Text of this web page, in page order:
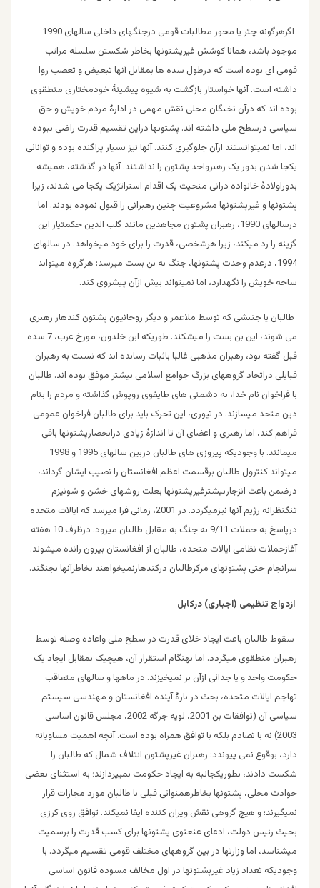
اگرهرگونه چتر یا محور مطالبات قومی درجنگهای داخلی سالهای 1990
موجود باشد، همانا کوشش غیرپشتونها بخاطر شکستن سلسله مراتب
قومی ای بوده است که درطول سده ها بمقابل آنها تبعیض و تعصب روا
داشته است. آنها خواستار بازگشت به شیوه پیشینۀ خودمختاری منطقوی
بوده اند که درآن نخبگان محلی نقش مهمی در ادارۀ مردم خویش و حق
سیاسی درسطح ملی داشته اند. پشتونها دراین تقسیم قدرت راضی نبوده
اند، اما نمیتوانستند ازآن جلوگیری کنند. آنها نیز بسیار پراگنده بوده و توانائی
یکجا شدن بدور یک رهبرواحد پشتون را نداشتند. آنها در گذشته، همیشه
بدوراولادۀ خانواده درانی منحیث یک اقدام استراتژیک یکجا می شدند، زیرا
پشتونها و غیرپشتونها مشروعیت چنین رهبرانی را قبول نموده بودند. اما
درسالهای 1990، رهبران پشتون مجاهدین مانند گلب الدین حکمتیار این
گزینه را رد میکند، زیرا هرشخصی، قدرت را برای خود میخواهد. در سالهای
1994، درعدم وحدت پشتونها، جنگ به بن بست میرسد: هرگروه میتواند
ساحه خویش را نگهدارد، اما نمیتواند بیش ازآن پیشروی کند.
طالبان یا جنبشی که توسط ملاعمر و دیگر روحانیون پشتون کندهار رهبری
می شوند، این بن بست را میشکند. طوریکه ابن خلدون، مورخ عرب، 7 سده
قبل گفته بود، رهبران مذهبی غالبا باثبات رسانده اند که نسبت به رهبران
قبایلی دراتحاد گروههای بزرگ جوامع اسلامی بیشتر موفق بوده اند. طالبان
با فراخوان نام خدا، به دشمنی های طایفوی روپوش گذاشته و مردم را بنام
دین متحد میسازند. در تیوری، این تحرک باید برای طالبان فراخوان عمومی
فراهم کند، اما رهبری و اعضای آن تا اندازۀ زیادی درانحصارپشتونها باقی
میمانند. با وجودیکه پیروزی های طالبان دربین سالهای 1995 و 1998
میتواند کنترول طالبان برقسمت اعظم افغانستان را نصیب ایشان گرداند،
درضمن باعث انزجاربیشترغیرپشتونها بعلت روشهای خشن و شونیزم
تنگنظرانه رژیم آنها نیزمیگردد. در 2001، زمانی فرا میرسد که ایالات متحده
درپاسخ به حملات 9/11 به جنگ به مقابل طالبان میرود. درظرف 10 هفته
آغازحملات نظامی ایالات متحده، طالبان از افغانستان بیرون رانده میشوند.
سرانجام حتی پشتونهای مرکزطالبان درکندهارنمیخواهند بخاطرآنها بجنگند.
ازدواج تنظیمی (اجباری) درکابل
سقوط طالبان باعث ایجاد خلای قدرت در سطح ملی واعاده وصله توسط
رهبران منطقوی میگردد. اما بهنگام استقرار آن، هیچیک بمقابل ایجاد یک
حکومت واحد و یا جدائی ازآن بر نمیخیزند. در ماهها و سالهای متعاقب
تهاجم ایالات متحده، بحث در بارۀ آینده افغانستان و مهندسی سیستم
سیاسی آن (توافقات بن 2001، لویه جرگه 2002، مجلس قانون اساسی
2003) نه با تصادم بلکه با توافق همراه بوده است. آنچه اهمیت مساویانه
دارد، بوقوع نمی پیوندد: رهبران غیرپشتون ائتلاف شمال که طالبان را
شکست دادند، بطوریکجانبه به ایجاد حکومت نمیپردازند؛ به استثنای بعضی
حوادث محلی، پشتونها بخاطرهمنوائی قبلی با طالبان مورد مجازات قرار
نمیگیرند؛ و هیچ گروهی نقش ویران کننده ایفا نمیکند. توافق روی کرزی
بحیث رئیس دولت، ادعای عنعنوی پشتونها برای کسب قدرت را برسمیت
میشناسد، اما وزارتها در بین گروههای مختلف قومی تقسیم میگردد. با
وجودیکه تعداد زیاد غیرپشتونها در اول مخالف مسوده قانون اساسی